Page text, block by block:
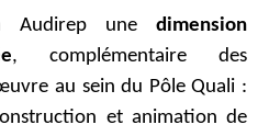
Audirep une dimension
, complémentaire des
au sein du Pôle Quali :
et animation de